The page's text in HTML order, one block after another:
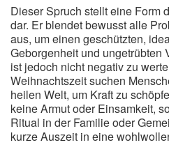
Dieser Spruch stellt eine Form
dar. Er blendet bewusst alle
aus, um einen geschützten,
Geborgenheit und ungetrübten
ist jedoch nicht negativ zu
Weihnachtszeit suchen
heilen Welt, um Kraft zu
keine Armut oder Einsamkeit,
Ritual in der Familie oder
kurze Auszeit in eine